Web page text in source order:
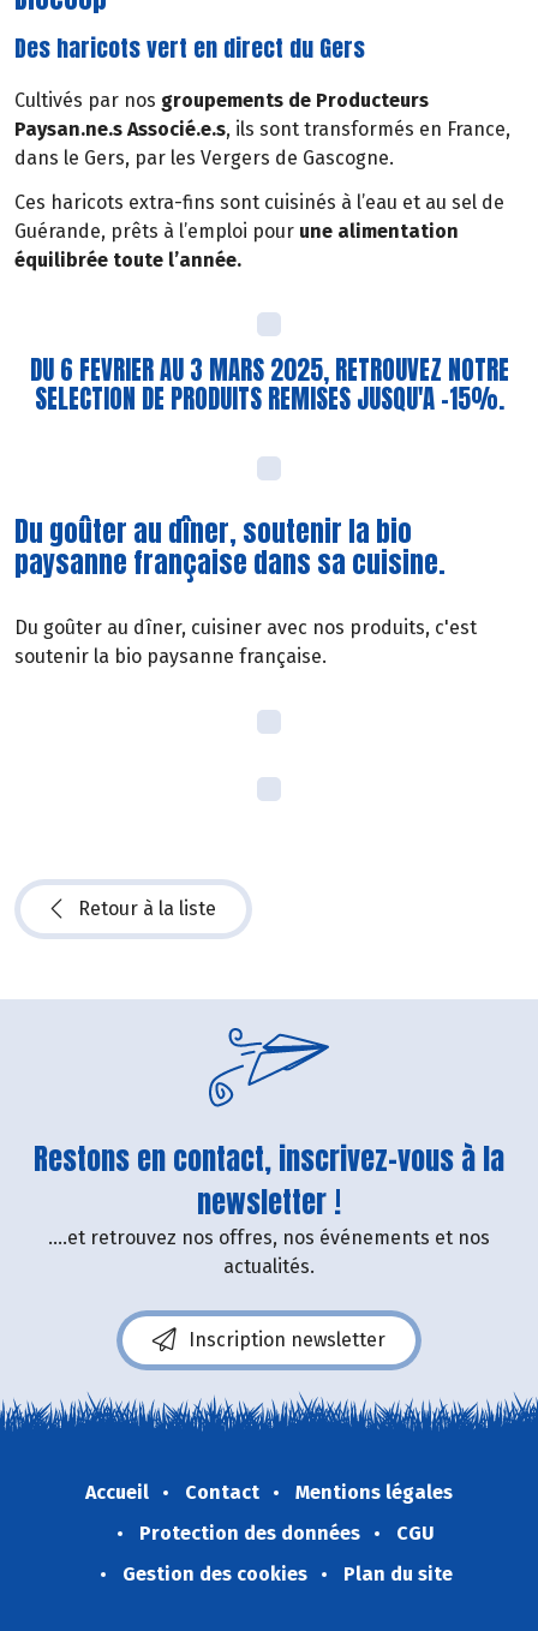
Des haricots vert en direct du Gers
Cultivés par nos groupements de Producteurs
Paysan.ne.s Associé.e.s, ils sont transformés en France,
dans le Gers, par les Vergers de Gascogne.
Ces haricots extra-fins sont cuisinés à l’eau et au sel de
Guérande, prêts à l’emploi pour une alimentation
équilibrée toute l’année.
DU 6 FEVRIER AU 3 MARS 2025, RETROUVEZ NOTRE
SELECTION DE PRODUITS REMISES JUSQU'A -15%.
Du goûter au dîner, soutenir la bio
paysanne française dans sa cuisine.
Du goûter au dîner, cuisiner avec nos produits, c'est
soutenir la bio paysanne française.
Retour à la liste
Restons en contact, inscrivez-vous à la
newsletter !
....et retrouvez nos offres, nos événements et nos
actualités.
Inscription newsletter
Accueil Contact
Mentions légales
Protection des données
CGU
Gestion des cookies
Plan du site